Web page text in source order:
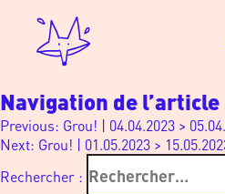
Navigation de l’article
Previous: Grou! | 04.04.2023 >
Next: Grou! | 01.05.2023 >
Rechercher :